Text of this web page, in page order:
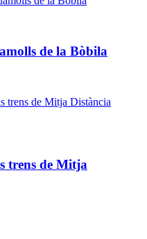
de la Bòbila
trens de Mitja